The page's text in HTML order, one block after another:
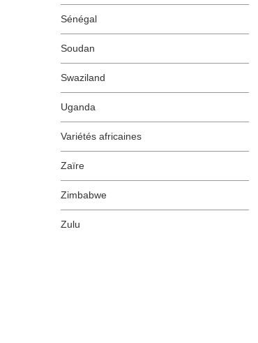
Sénégal
Soudan
Swaziland
Uganda
Variétés africaines
Zaïre
Zimbabwe
Zulu